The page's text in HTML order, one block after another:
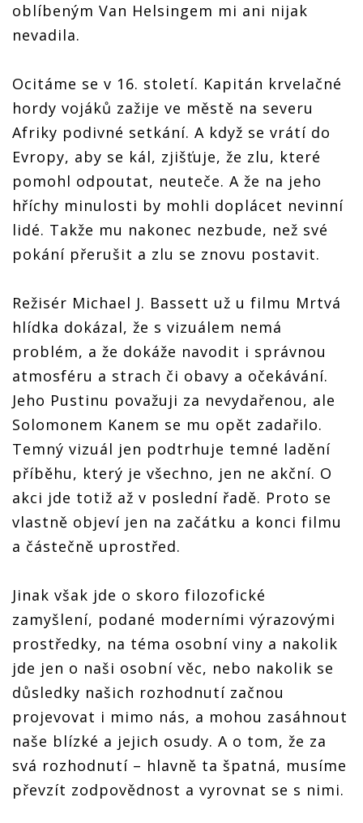
oblíbeným Van Helsingem mi ani nijak
nevadila.
Ocitáme se v 16. století. Kapitán krvelačné
hordy vojáků zažije ve městě na severu
Afriky podivné setkání. A když se vrátí do
Evropy, aby se kál, zjišťuje, že zlu, které
pomohl odpoutat, neuteče. A že na jeho
hříchy minulosti by mohli doplácet nevinní
lidé. Takže mu nakonec nezbude, než své
pokání přerušit a zlu se znovu postavit.
Režisér Michael J. Bassett už u filmu Mrtvá
hlídka dokázal, že s vizuálem nemá
problém, a že dokáže navodit i správnou
atmosféru a strach či obavy a očekávání.
Jeho Pustinu považuji za nevydařenou, ale
Solomonem Kanem se mu opět zadařilo.
Temný vizuál jen podtrhuje temné ladění
příběhu, který je všechno, jen ne akční. O
akci jde totiž až v poslední řadě. Proto se
vlastně objeví jen na začátku a konci filmu
a částečně uprostřed.
Jinak však jde o skoro filozofické
zamyšlení, podané moderními výrazovými
prostředky, na téma osobní viny a nakolik
jde jen o naši osobní věc, nebo nakolik se
důsledky našich rozhodnutí začnou
projevovat i mimo nás, a mohou zasáhnout
naše blízké a jejich osudy. A o tom, že za
svá rozhodnutí – hlavně ta špatná, musíme
převzít zodpovědnost a vyrovnat se s nimi.